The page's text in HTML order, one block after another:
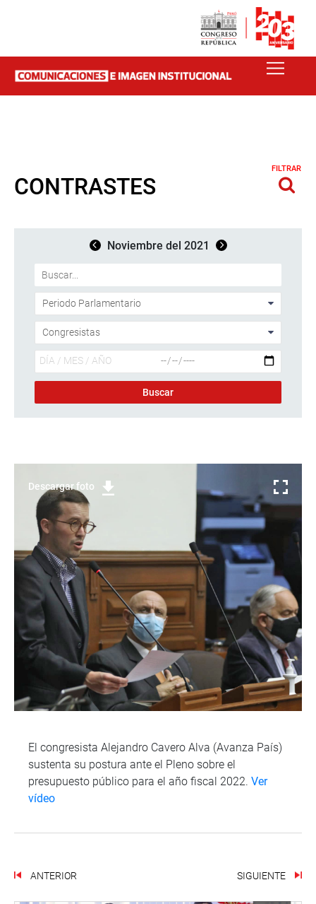
CONTRASTES
FILTRAR
Noviembre del 2021
Descargar foto
El congresista Alejandro Cavero Alva (Avanza País)
sustenta su postura ante el Pleno sobre el
presupuesto público para el año fiscal 2022. Ver
vídeo
ANTERIOR SIGUIENTE